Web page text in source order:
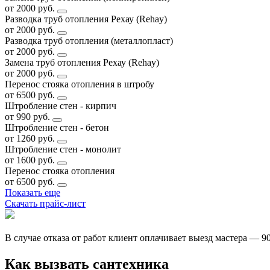
от 2000 руб.
Разводка труб отопления Рехау (Rehay)
от 2000 руб.
Разводка труб отопления (металлопласт)
от 2000 руб.
Замена труб отопления Рехау (Rehay)
от 2000 руб.
Перенос стояка отопления в штробу
от 6500 руб.
Штробление стен - кирпич
от 990 руб.
Штробление стен - бетон
от 1260 руб.
Штробление стен - монолит
от 1600 руб.
Перенос стояка отопления
от 6500 руб.
Показать еще
Скачать прайс-лист
В случае отказа от работ клиент оплачивает выезд мастера —
Как вызвать сантехника